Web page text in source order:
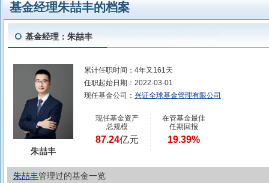
基金经理朱喆丰的档案
基金经理：朱喆丰
朱喆丰
累计任职时间： 4年又161天
任职起始日期： 2022-03-01
现任基金公司： 兴证全球基金管理有限公司
现任基金资产
总规模
87.24亿元
在管基金最佳
任期回报
19.39%
朱喆丰管理过的基金一览